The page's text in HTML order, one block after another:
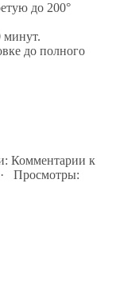
до 200°
минут.
до полного
Комментарии к
· Просмотры: